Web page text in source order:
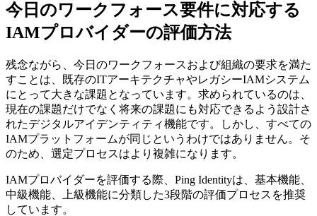
今日のワークフォース要件に対応する
IAMプロバイダーの評価方法
残念ながら、今日のワークフォースおよび組織の要求を満た
すことは、既存のITアーキテクチャやレガシーIAMシステム
にとって大きな課題となっています。求められているのは、
現在の課題だけでなく将来の課題にも対応できるよう設計さ
れたデジタルアイデンティティ機能です。しかし、すべての
IAMプラットフォームが同じというわけではありません。そ
のため、選定プロセスはより複雑になります。
IAMプロバイダーを評価する際、Ping Identityは、基本機能、
中級機能、上級機能に分類した3段階の評価プロセスを推奨
しています。